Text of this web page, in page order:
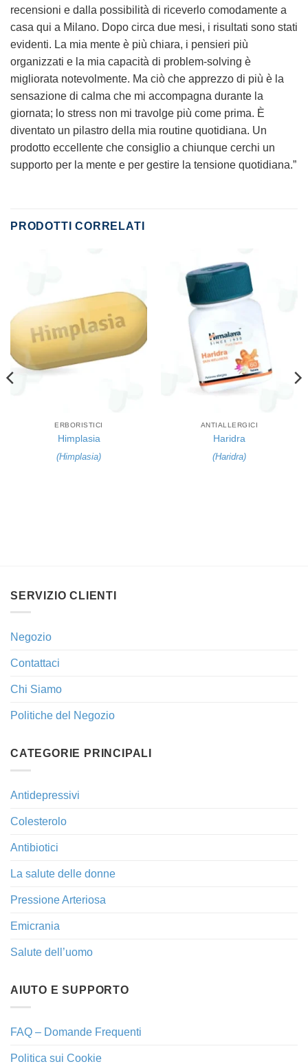
recensioni e dalla possibilità di riceverlo comodamente a
casa qui a Milano. Dopo circa due mesi, i risultati sono stati
evidenti. La mia mente è più chiara, i pensieri più
organizzati e la mia capacità di problem-solving è
migliorata notevolmente. Ma ciò che apprezzo di più è la
sensazione di calma che mi accompagna durante la
giornata; lo stress non mi travolge più come prima. È
diventato un pilastro della mia routine quotidiana. Un
prodotto eccellente che consiglio a chiunque cerchi un
supporto per la mente e per gestire la tensione quotidiana.”
PRODOTTI CORRELATI
ERBORISTICI
Himplasia
(Himplasia)
ANTIALLERGICI
Haridra
(Haridra)
SERVIZIO CLIENTI
Negozio
Contattaci
Chi Siamo
Politiche del Negozio
CATEGORIE PRINCIPALI
Antidepressivi
Colesterolo
Antibiotici
La salute delle donne
Pressione Arteriosa
Emicrania
Salute dell’uomo
AIUTO E SUPPORTO
FAQ – Domande Frequenti
Politica sui Cookie